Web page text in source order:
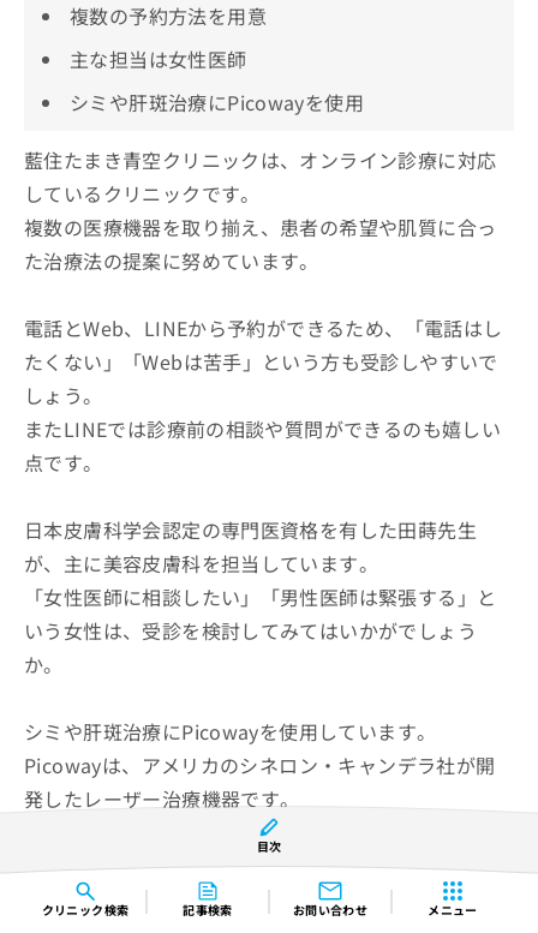
クリニック検索 記事検索 お問い合わせ メニュー
複数の予約方法を用意
主な担当は女性医師
シミや肝斑治療にPicowayを使用
藍住たまき青空クリニックは、オンライン診療に対応
しているクリニックです。
複数の医療機器を取り揃え、患者の希望や肌質に合っ
た治療法の提案に努めています。
電話とWeb、LINEから予約ができるため、「電話はし
たくない」「Webは苦手」という方も受診しやすいで
しょう。
またLINEでは診療前の相談や質問ができるのも嬉しい
点です。
日本皮膚科学会認定の専門医資格を有した田蒔先生
が、主に美容皮膚科を担当しています。
「女性医師に相談したい」「男性医師は緊張する」と
いう女性は、受診を検討してみてはいかがでしょう
か。
シミや肝斑治療にPicowayを使用しています。
Picowayは、アメリカのシネロン・キャンデラ社が開
発したレーザー治療機器です。
3種類の照射方法があり、それぞれを組み合わせること
もできます。
目次